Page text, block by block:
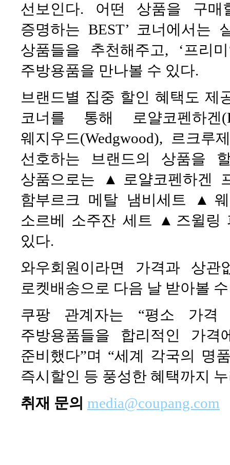
선보인다. 어떤 상품을 구
증명하는 BEST’ 코너에서는
상품들을 추천해주고, ‘프리
주방용품을 만나볼 수 있다.
브랜드별 집중 할인 혜택도 제
코너를 통해 로얄코펜하겐
웨지우드(Wedgwood), 르크루
선호하는 브랜드의 상품을
상품으로는 ▲로얄코펜하겐
함부르크 메탈 냄비세트 ▲
소르베 소주잔 세트 ▲즈윌링
있다.
와우회원이라면 가격과 상
로켓배송으로 다음 날 받아볼
쿠팡 관계자는 “평소 가격
주방용품들을 합리적인 가
준비했다”며 “세계 각국의 명
즉시할인 등 풍성한 혜택까지
취재 문의 media@coupang.com